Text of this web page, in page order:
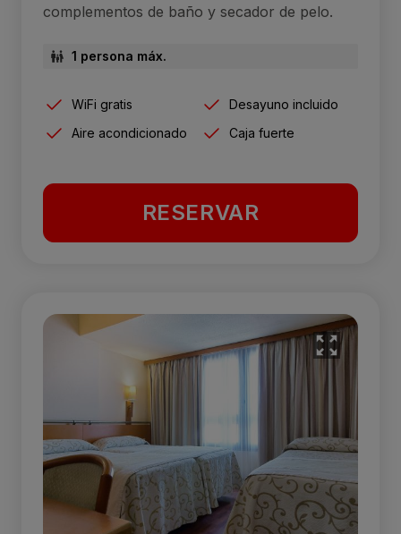
complementos de baño y secador de pelo.
1 persona máx.
WiFi gratis
Desayuno incluido
Aire acondicionado
Caja fuerte
RESERVAR